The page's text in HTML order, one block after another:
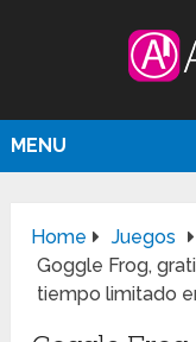
MENU
Home
Juegos
Goggle Frog,
tiempo limitado